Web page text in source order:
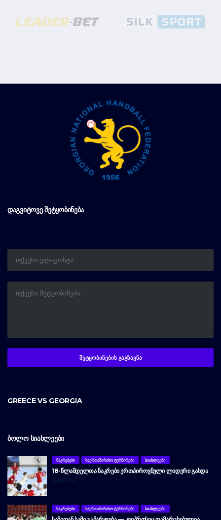
ᲓᲐᲒᲕᲘᲢᲝᲕᲔ ᲨᲔᲢᲧᲝᲑᲘᲜᲔᲑᲐ
GREECE VS GEORGIA
ᲑᲝᲚᲝ ᲡᲘᲐᲮᲚᲔᲔᲑᲘ
ᲜᲐᲙᲠᲔᲑᲔᲑᲘ ᲡᲐᲔᲠᲗᲐᲨᲘᲠᲘᲡᲝ ᲢᲣᲠᲜᲘᲠᲔᲑᲘ ᲡᲘᲐᲮᲚᲔᲔᲑᲘ
18-ᲬᲚᲐᲛᲓᲔᲚᲗᲐ ᲜᲐᲙᲠᲔᲑᲘ ᲔᲠᲗᲞᲘᲠᲝᲕᲜᲣᲚᲘ ᲚᲘᲓᲔᲠᲘ ᲒᲐᲮᲓᲐ
06/08/2026
ᲜᲐᲙᲠᲔᲑᲔᲑᲘ ᲡᲐᲔᲠᲗᲐᲨᲘᲠᲘᲡᲝ ᲢᲣᲠᲜᲘᲠᲔᲑᲘ ᲡᲘᲐᲮᲚᲔᲔᲑᲘ